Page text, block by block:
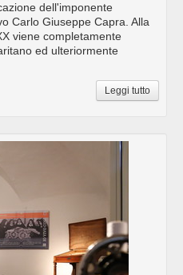
dell'imponente
Carlo Giuseppe Capra. Alla
viene completamente
ed ulteriormente
Leggi tutto